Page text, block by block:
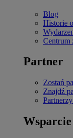
Blog
Historie
Centrum
Partner
Zostań
Znajdź
Wsparcie